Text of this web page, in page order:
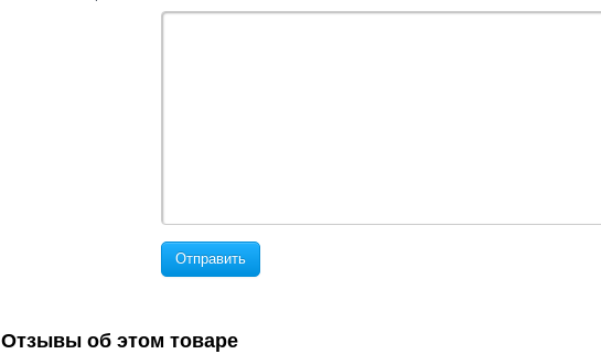
Отправить
Отзывы об этом товаре